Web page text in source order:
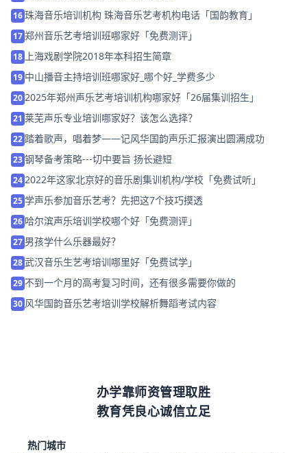
16珠海音乐培训机构 珠海音乐艺考机构电话「国韵教育」
17郑州音乐艺考培训班哪家好「免费测评」
18 上海戏剧学院2018年本科招生简章
19 中山播音主持培训班哪家好_哪个好_学费多少
20 2025年郑州声乐艺考培训机构哪家好「26届集训招生」
21 莱芜声乐专业培训哪家好？该怎么选择？
22 踏着歌声，唱着梦——记风华国韵声乐汇报演出圆满成功
23钢琴备考策略---切中要旨 扬长避短
24 2022年这家北京好的音乐剧集训机构/学校「免费试听」
25学声乐参加音乐艺考？先把这7个技巧摸透
26 哈尔滨声乐培训学校哪个好「免费测评」
27 男孩学什么乐器最好？
28武汉音乐生艺考培训哪里好「免费试学」
29 不到一个月的高考复习时间，还有很多需要你做的
30 风华国韵音乐艺考培训学校解析舞蹈考试内容
办学靠师资管理取胜
教育凭良心诚信立足
热门城市